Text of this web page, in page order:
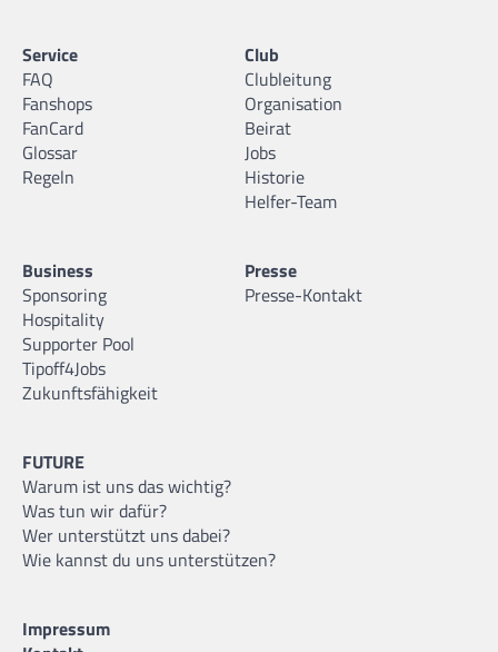
Service
FAQ
Fanshops
FanCard
Glossar
Regeln
Club
Clubleitung
Organisation
Beirat
Jobs
Historie
Helfer-Team
Business
Sponsoring
Hospitality
Supporter Pool
Tipoff4Jobs
Zukunftsfähigkeit
Presse
Presse-Kontakt
FUTURE
Warum ist uns das wichtig?
Was tun wir dafür?
Wer unterstützt uns dabei?
Wie kannst du uns unterstützen?
Impressum